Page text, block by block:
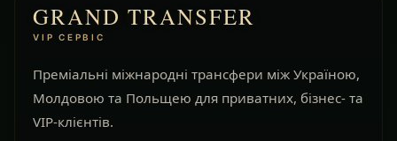
GRAND TRANSFER
VIP СЕРВІС
Преміальні міжнародні трансфери між Україною,
Молдовою та Польщею для приватних, бізнес- та
VIP-клієнтів.